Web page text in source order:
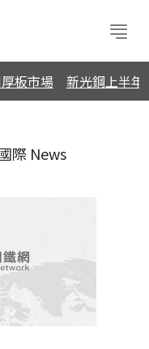
市場 新光鋼上半年
際 News